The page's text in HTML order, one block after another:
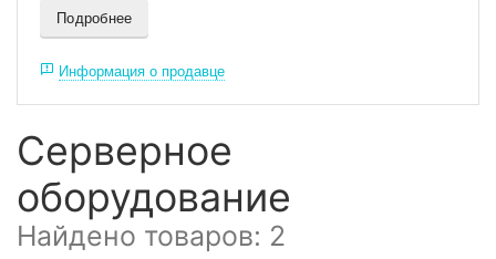
Серверное
оборудование
Найдено товаров: 2
Подробнее
Информация о продавце